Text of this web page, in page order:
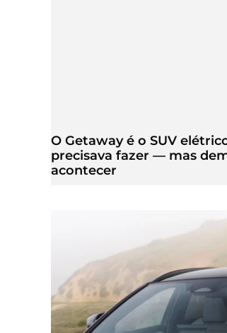
O Getaway é o SUV
precisava fazer — mas
acontecer